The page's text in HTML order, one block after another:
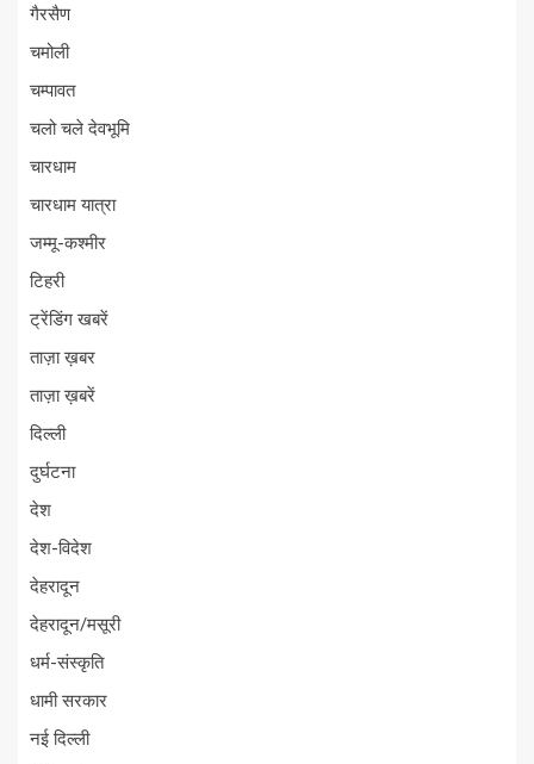
गैरसैण
चमोली
चम्पावत
चलो चले देवभूमि
चारधाम
चारधाम यात्रा
जम्मू-कश्मीर
टिहरी
ट्रेंडिंग खबरें
ताज़ा ख़बर
ताज़ा ख़बरें
दिल्ली
दुर्घटना
देश
देश-विदेश
देहरादून
देहरादून/मसूरी
धर्म-संस्कृति
धामी सरकार
नई दिल्ली